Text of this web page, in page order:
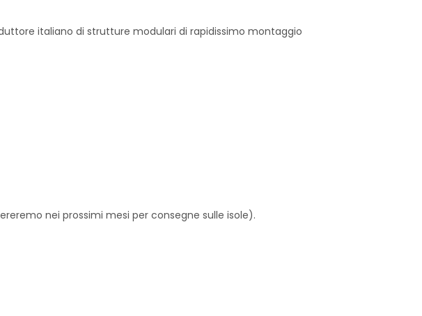
italiano di strutture modulari di rapidissimo montaggio
nei prossimi mesi per consegne sulle isole).